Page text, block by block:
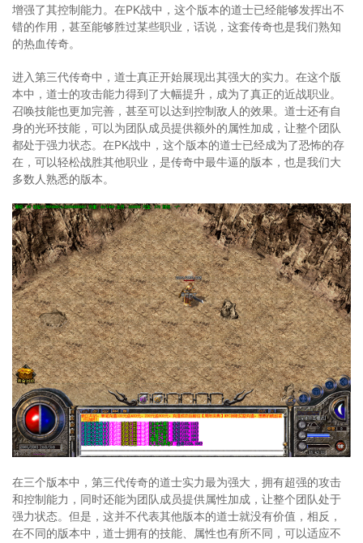
增强了其控制能力。在PK战中，这个版本的道士已经能够发挥出不
错的作用，甚至能够胜过某些职业，话说，这套传奇也是我们熟知
的热血传奇。
进入第三代传奇中，道士真正开始展现出其强大的实力。在这个版
本中，道士的攻击能力得到了大幅提升，成为了真正的近战职业。
召唤技能也更加完善，甚至可以达到控制敌人的效果。道士还有自
身的光环技能，可以为团队成员提供额外的属性加成，让整个团队
都处于强力状态。在PK战中，这个版本的道士已经成为了恐怖的存
在，可以轻松战胜其他职业，是传奇中最牛逼的版本，也是我们大
多数人熟悉的版本。
在三个版本中，第三代传奇的道士实力最为强大，拥有超强的攻击
和控制能力，同时还能为团队成员提供属性加成，让整个团队处于
强力状态。但是，这并不代表其他版本的道士就没有价值，相反，
在不同的版本中，道士拥有的技能、属性也有所不同，可以适应不